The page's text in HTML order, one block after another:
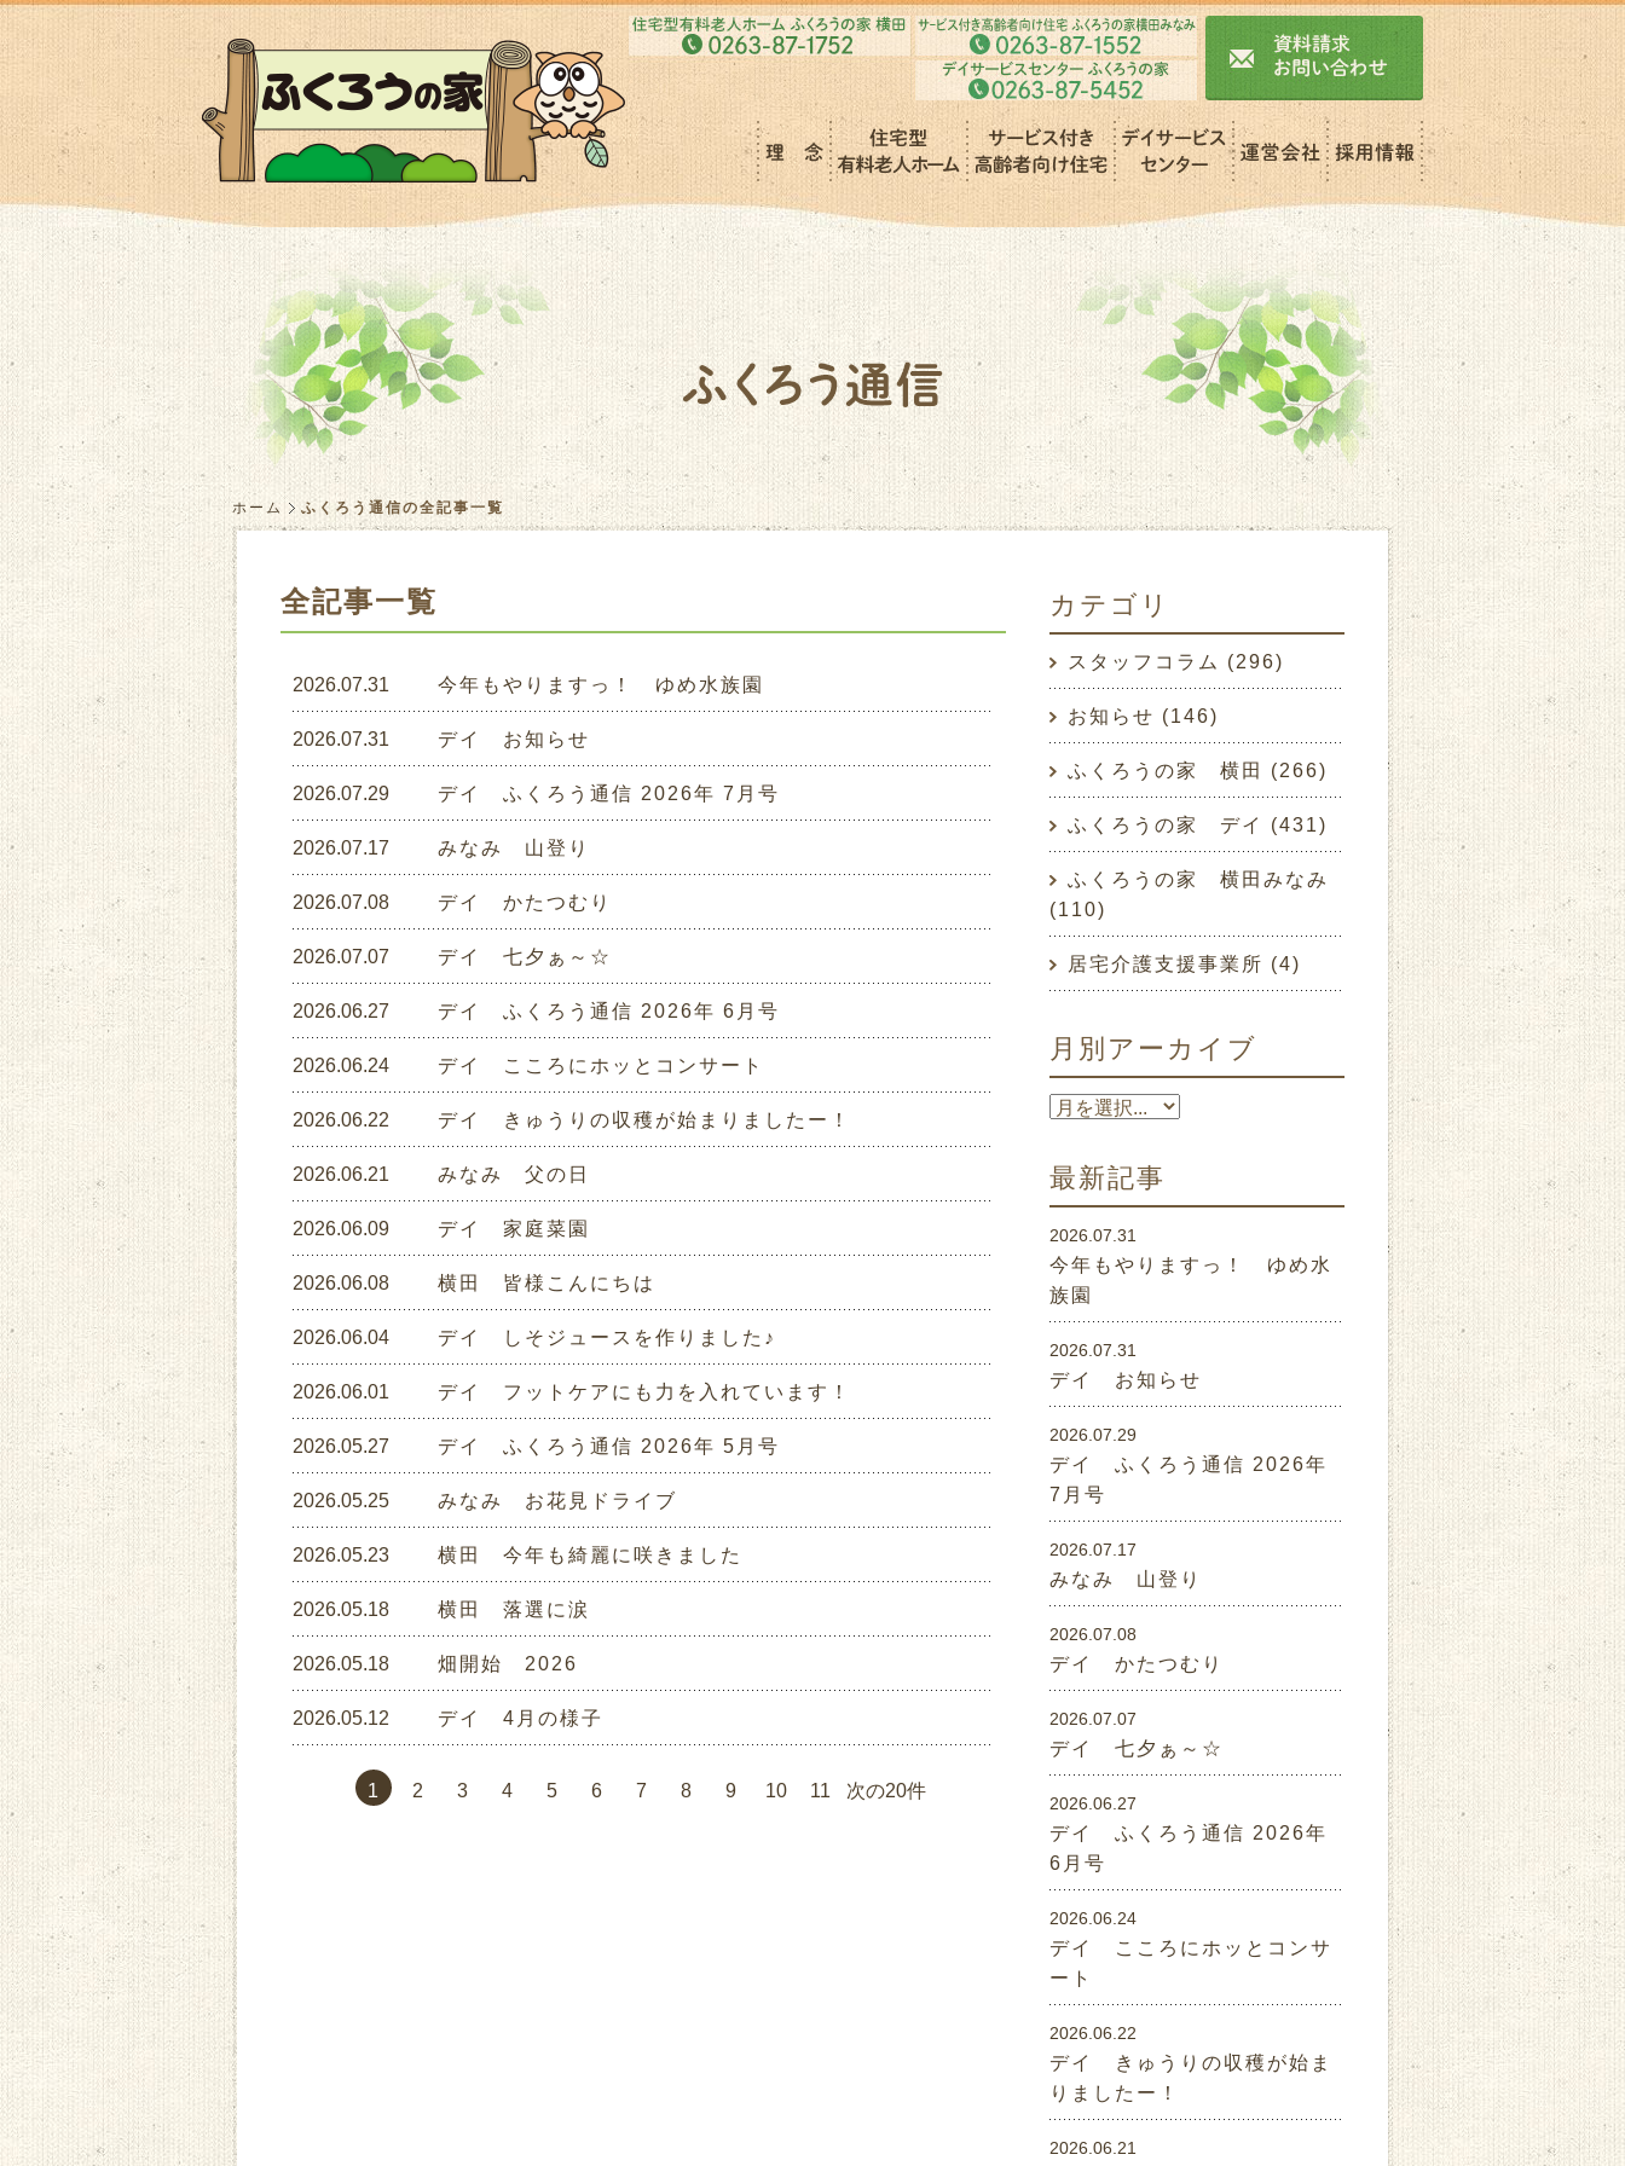
ホーム ふくろう通信の全記事一覧
全記事一覧
2026.07.31 今年もやりますっ！ ゆめ水族園
2026.07.31 デイ お知らせ
2026.07.29 デイ ふくろう通信 2026年 7月号
2026.07.17 みなみ 山登り
2026.07.08 デイ かたつむり
2026.07.07 デイ 七夕ぁ～☆
2026.06.27 デイ ふくろう通信 2026年 6月号
2026.06.24 デイ こころにホッとコンサート
2026.06.22 デイ きゅうりの収穫が始まりましたー！
2026.06.21 みなみ 父の日
2026.06.09 デイ 家庭菜園
2026.06.08 横田 皆様こんにちは
2026.06.04 デイ しそジュースを作りました♪
2026.06.01 デイ フットケアにも力を入れています！
2026.05.27 デイ ふくろう通信 2026年 5月号
2026.05.25 みなみ お花見ドライブ
2026.05.23 横田 今年も綺麗に咲きました
2026.05.18 横田 落選に涙
2026.05.18 畑開始 2026
2026.05.12 デイ 4月の様子
1 2 3 4 5 6 7 8 9 10 11 次の20件
カテゴリ
スタッフコラム (296)
お知らせ (146)
ふくろうの家 横田 (266)
ふくろうの家 デイ (431)
ふくろうの家 横田みなみ
(110)
居宅介護支援事業所 (4)
月別アーカイブ
最新記事
2026.07.31
今年もやりますっ！ ゆめ水
族園
2026.07.31
デイ お知らせ
2026.07.29
デイ ふくろう通信 2026年
7月号
2026.07.17
みなみ 山登り
2026.07.08
デイ かたつむり
2026.07.07
デイ 七夕ぁ～☆
2026.06.27
デイ ふくろう通信 2026年
6月号
2026.06.24
デイ こころにホッとコンサ
ート
2026.06.22
デイ きゅうりの収穫が始ま
りましたー！
2026.06.21